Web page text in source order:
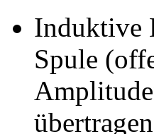
Induktive
Spule